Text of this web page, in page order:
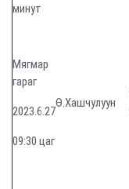
минут
Мягмар
гараг
2023.6.27
09:30 цаг
Ө.Хашчулуун